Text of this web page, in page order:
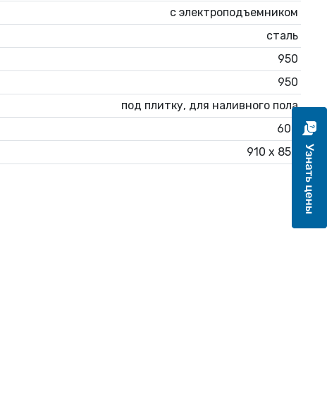
с электроподъемником
сталь
950
950
под плитку, для наливного пола
600
910 х 850